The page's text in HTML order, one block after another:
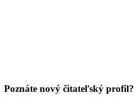
Poznáte nový čitateľský profil?